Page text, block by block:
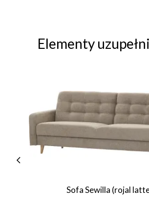
Elementy
Sofa Sewilla (rojal